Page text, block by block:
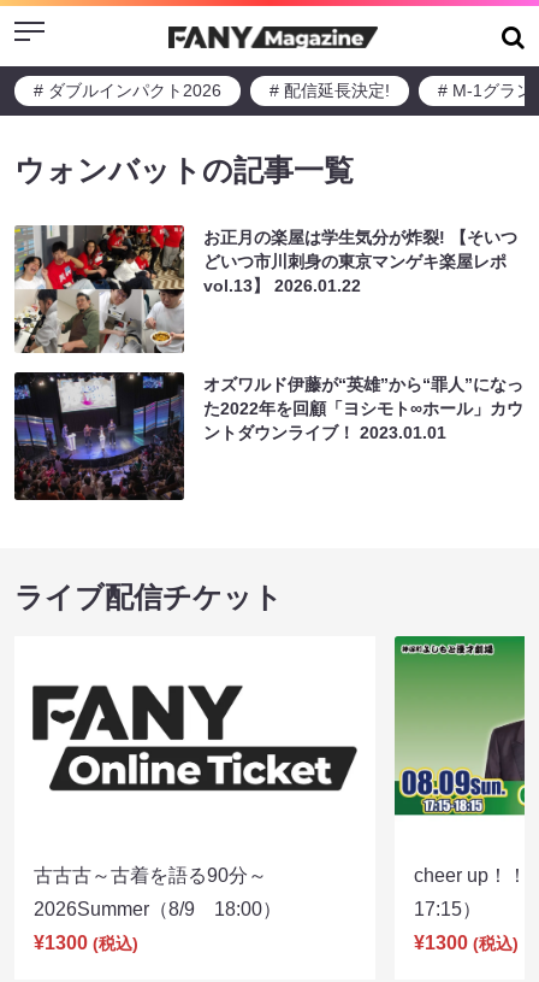
Menu
# ダブルインパクト2026 # 配信延長決定! # M-1グラン
ウォンバットの記事一覧
お正月の楽屋は学生気分が炸裂! 【そいつ
どいつ市川刺身の東京マンゲキ楽屋レポ
vol.13】2026.01.22
オズワルド伊藤が“英雄”から“罪人”になっ
た2022年を回顧「ヨシモト∞ホール」カウ
ントダウンライブ！2023.01.01
ライブ配信チケット
古古古～古着を語る90分～
2026Summer（8/9 18:00）
¥1300 (税込)
cheer up！
17:15）
¥1300 (税込)